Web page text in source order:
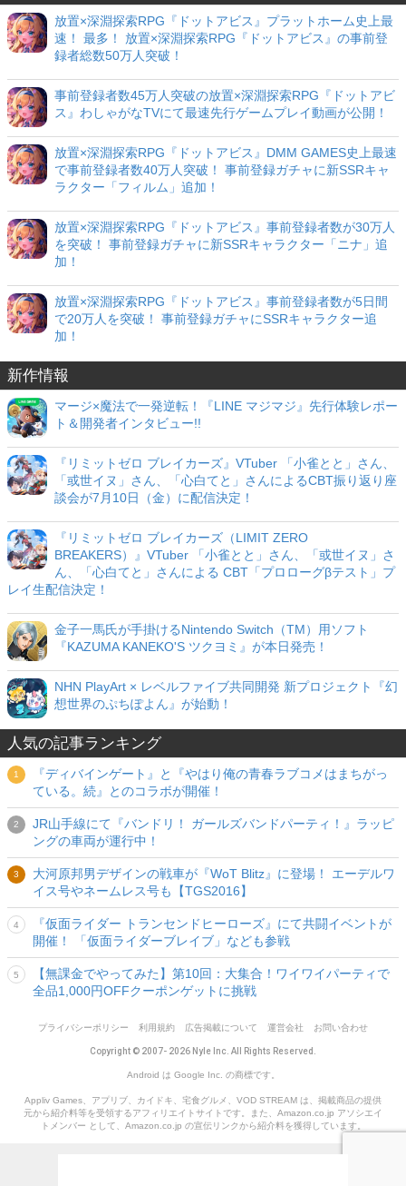
放置×深淵探索RPG『ドットアビス』プラットホーム史上最
速！ 最多！ 放置×深淵探索RPG『ドットアビス』の事前登
録者総数50万人突破！
事前登録者数45万人突破の放置×深淵探索RPG『ドットアビ
ス』わしゃがなTVにて最速先行ゲームプレイ動画が公開！
放置×深淵探索RPG『ドットアビス』DMM GAMES史上最速
で事前登録者数40万人突破！ 事前登録ガチャに新SSRキャ
ラクター「フィルム」追加！
放置×深淵探索RPG『ドットアビス』事前登録者数が30万人
を突破！ 事前登録ガチャに新SSRキャラクター「ニナ」追
加！
放置×深淵探索RPG『ドットアビス』事前登録者数が5日間
で20万人を突破！ 事前登録ガチャにSSRキャラクター追
加！
新作情報
マージ×魔法で一発逆転！『LINE マジマジ』先行体験レポー
ト＆開発者インタビュー!!
『リミットゼロ ブレイカーズ』VTuber 「小雀とと」さん、
「或世イヌ」さん、「心白てと」さんによるCBT振り返り座
談会が7月10日（金）に配信決定！
『リミットゼロ ブレイカーズ（LIMIT ZERO
BREAKERS）』VTuber 「小雀とと」さん、「或世イヌ」さ
ん、「心白てと」さんによる CBT「プロローグβテスト」プ
レイ生配信決定！
金子一馬氏が手掛けるNintendo Switch（TM）用ソフト
『KAZUMA KANEKO'S ツクヨミ』が本日発売！
NHN PlayArt × レベルファイブ共同開発 新プロジェクト『幻
想世界のぷちぽよん』が始動！
人気の記事ランキング
『ディバインゲート』と『やはり俺の青春ラブコメはまちがっ
ている。続』とのコラボが開催！
JR山手線にて『バンドリ！ ガールズバンドパーティ！』ラッピ
ングの車両が運行中！
大河原邦男デザインの戦車が『WoT Blitz』に登場！ エーデルワ
イス号やネームレス号も【TGS2016】
『仮面ライダー トランセンドヒーローズ』にて共闘イベントが
開催！ 「仮面ライダーブレイブ」なども参戦
【無課金でやってみた】第10回：大集合！ワイワイパーティで
全品1,000円OFFクーポンゲットに挑戦
プライバシーポリシー 利用規約 広告掲載について 運営会社 お問い合わせ
Copyright © 2007- 2026 Nyle Inc. All Rights Reserved.
Android は Google Inc. の商標です。
Appliv Games、アプリブ、カイドキ、宅食グルメ、VOD STREAM は、掲載商品の提供
元から紹介料等を受領するアフィリエイトサイトです。また、Amazon.co.jp アソシエイ
トメンバー として、Amazon.co.jp の宣伝リンクから紹介料を獲得しています。